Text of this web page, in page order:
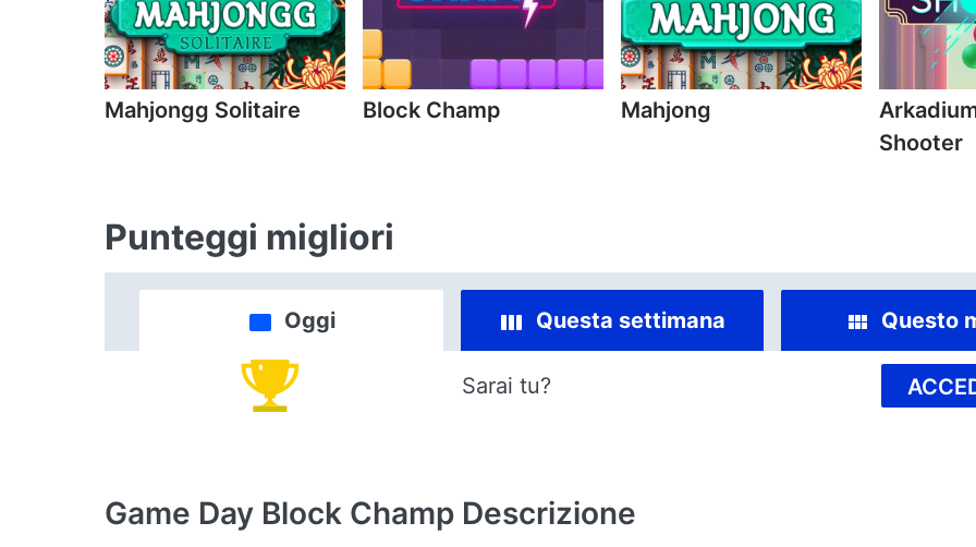
Mahjongg Solitaire Block Champ Mahjong
Shooter
Punteggi migliori
Oggi Questa settimana Questo
Sarai tu?
Game Day Block Champ Descrizione